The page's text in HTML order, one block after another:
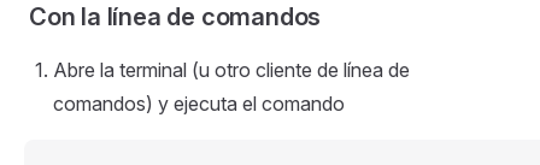
Con la línea de comandos
Abre la terminal (u otro cliente de línea de
comandos) y ejecuta el comando